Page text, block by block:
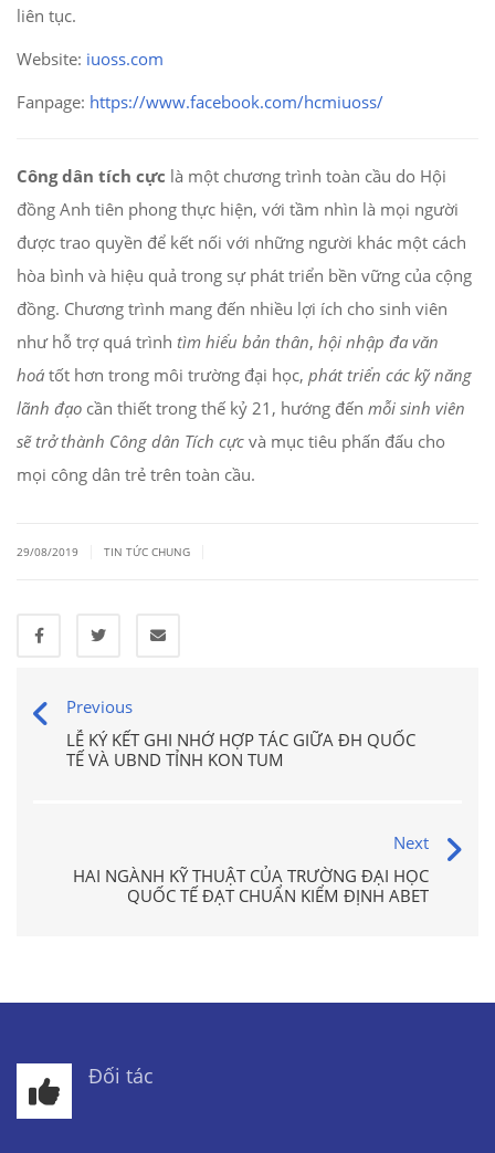
liên tục.
Website: iuoss.com
Fanpage: https://www.facebook.com/hcmiuoss/
Công dân tích cực là một chương trình toàn cầu do Hội
đồng Anh tiên phong thực hiện, với tầm nhìn là mọi người
được trao quyền để kết nối với những người khác một cách
hòa bình và hiệu quả trong sự phát triển bền vững của cộng
đồng. Chương trình mang đến nhiều lợi ích cho sinh viên
như hỗ trợ quá trình tìm hiểu bản thân, hội nhập đa văn
hoá tốt hơn trong môi trường đại học, phát triển các kỹ năng
lãnh đạo cần thiết trong thế kỷ 21, hướng đến mỗi sinh viên
sẽ trở thành Công dân Tích cực và mục tiêu phấn đấu cho
mọi công dân trẻ trên toàn cầu.
29/08/2019 TIN TỨC CHUNG
Previous
LỄ KÝ KẾT GHI NHỚ HỢP TÁC GIỮA ĐH QUỐC
TẾ VÀ UBND TỈNH KON TUM
Next
HAI NGÀNH KỸ THUẬT CỦA TRƯỜNG ĐẠI HỌC
QUỐC TẾ ĐẠT CHUẨN KIỂM ĐỊNH ABET
Đối tác